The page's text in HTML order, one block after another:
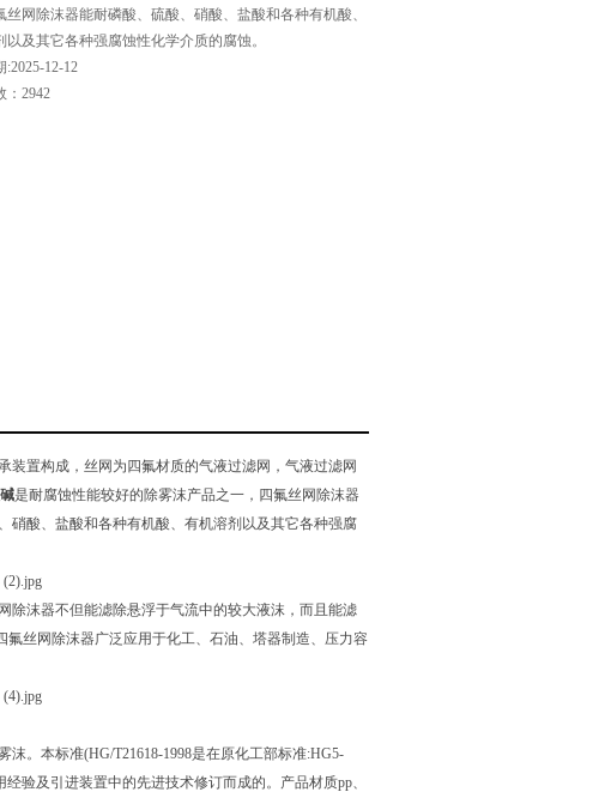
丝网除沫器能耐磷酸、硫酸、硝酸、盐酸和各种有机酸、
以及其它各种强腐蚀性化学介质的腐蚀。
:2025-12-12
：2942
装置构成，丝网为四氟材质的气液过滤网，气液过滤网
是耐腐蚀性能较好的除雾沫产品之一，四氟丝网除沫器
硝酸、盐酸和各种有机酸、有机溶剂以及其它各种强腐
除沫器不但能滤除悬浮于气流中的较大液沫，而且能滤
氟丝网除沫器广泛应用于化工、石油、塔器制造、压力容
。本标准(HG/T21618-1998是在原化工部标准:HG5-
验及引进装置中的先进技术修订而成的。产品材质pp、